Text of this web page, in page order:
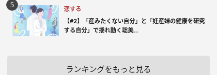
恋する
【#2】「産みたくない自分」と「妊産婦の健康を研究
する自分」で揺れ動く聡美...
ランキングをもっと見る